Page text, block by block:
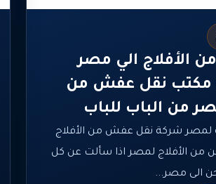
الأفلاج الي مصر
0564883942 مكتب نقل عفش من
من الباب للباب
شركة نقل عفش من الأفلاج
الأفلاج لمصر اذا سألت عن كل
الى مصر...